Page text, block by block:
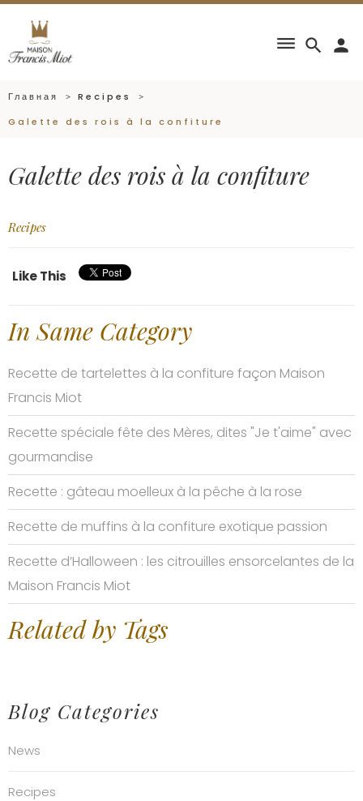
search
dehaze person
Главная
Recipes
Galette des rois à la confiture
Galette des rois à la confiture
Recipes
Like This
In Same Category
Recette de tartelettes à la confiture façon Maison
Francis Miot
Recette spéciale fête des Mères, dites "Je t'aime" avec
gourmandise
Recette : gâteau moelleux à la pêche à la rose
Recette de muffins à la confiture exotique passion
Recette d’Halloween : les citrouilles ensorcelantes de la
Maison Francis Miot
Related by Tags
Blog Categories
News
Recipes